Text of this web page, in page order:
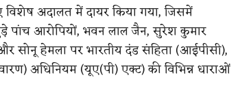
अदालत में दायर किया गया, जिसमें
पांच आरोपियों, भवन लाल जैन, सुरेश कुमार
सोनू हेमला पर भारतीय दंड संहिता (आईपीसी),
अधिनियम (यूए(पी) एक्ट) की विभिन्न धाराओं